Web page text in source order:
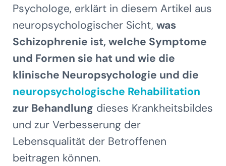
Psychologe, erklärt in diesem Artikel aus
neuropsychologischer Sicht, was
Schizophrenie ist, welche Symptome
und Formen sie hat und wie die
klinische Neuropsychologie und die
neuropsychologische Rehabilitation
zur Behandlung dieses Krankheitsbildes
und zur Verbesserung der
Lebensqualität der Betroffenen
beitragen können.